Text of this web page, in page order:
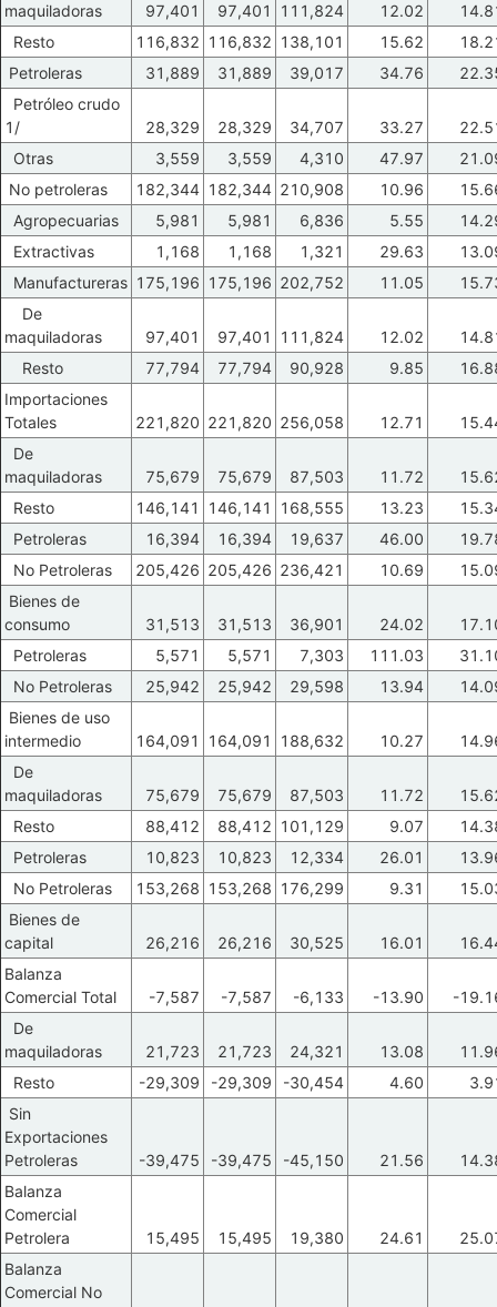
maquiladoras
97,401 97,401 111,824 12.02
Resto
116,832 116,832 138,101 15.62
Petroleras
31,889 31,889 39,017 34.76
Petróleo crudo
1/
28,329 28,329 34,707 33.27
Otras
3,559 3,559 4,310 47.97
No petroleras
182,344 182,344 210,908 10.96
Agropecuarias
5,981 5,981 6,836 5.55
Extractivas
1,168 1,168 1,321 29.63
Manufactureras 175,196 175,196 202,752 11.05
De
maquiladoras
97,401 97,401 111,824 12.02
Resto
77,794 77,794 90,928 9.85
Importaciones
Totales
221,820 221,820 256,058 12.71
De
maquiladoras
75,679 75,679 87,503 11.72
Resto
146,141 146,141 168,555 13.23
Petroleras
16,394 16,394 19,637 46.00
No Petroleras
205,426 205,426 236,421 10.69
Bienes de
consumo
31,513 31,513 36,901 24.02
Petroleras
5,571 5,571 7,303 111.03
No Petroleras
25,942 25,942 29,598 13.94
Bienes de uso
intermedio
164,091 164,091 188,632 10.27
De
maquiladoras
75,679 75,679 87,503 11.72
Resto
88,412 88,412 101,129 9.07
Petroleras
10,823 10,823 12,334 26.01
No Petroleras
153,268 153,268 176,299 9.31
Bienes de
capital
26,216 26,216 30,525 16.01
Balanza
Comercial Total
-7,587 -7,587 -6,133 -13.90
-
De
maquiladoras
21,723 21,723 24,321 13.08
Resto
-29,309 -29,309 -30,454 4.60
Sin
Exportaciones
Petroleras
-39,475 -39,475 -45,150 21.56
Balanza
Comercial
Petrolera
15,495 15,495 19,380 24.61
Balanza
Comercial No